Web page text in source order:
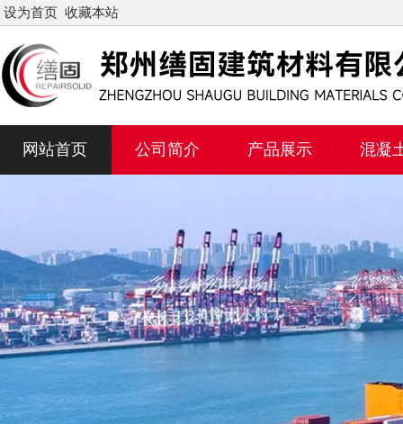
设为首页 收藏本站
网站首页 公司简介 产品展示 混凝